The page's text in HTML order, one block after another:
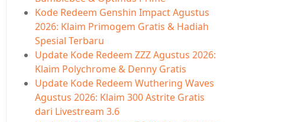
Kode Redeem Genshin Impact Agustus
2026: Klaim Primogem Gratis & Hadiah
Spesial Terbaru
Update Kode Redeem ZZZ Agustus 2026:
Klaim Polychrome & Denny Gratis
Update Kode Redeem Wuthering Waves
Agustus 2026: Klaim 300 Astrite Gratis
dari Livestream 3.6